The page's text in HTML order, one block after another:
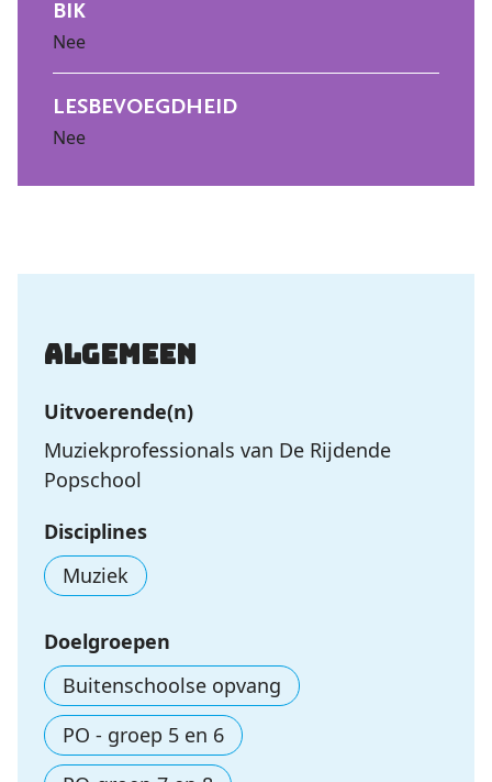
BIK
Nee
LESBEVOEGDHEID
Nee
Algemeen
Uitvoerende(n)
Muziekprofessionals van De Rijdende
Popschool
Disciplines
Muziek
Doelgroepen
Buitenschoolse opvang
PO - groep 5 en 6